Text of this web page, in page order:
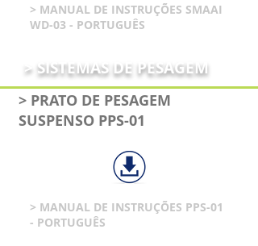
> MANUAL DE INSTRUÇÕES SMAAI
WD-03 - PORTUGUÊS
> SISTEMAS DE PESAGEM
> PRATO DE PESAGEM
SUSPENSO PPS-01
> MANUAL DE INSTRUÇÕES PPS-01
- PORTUGUÊS